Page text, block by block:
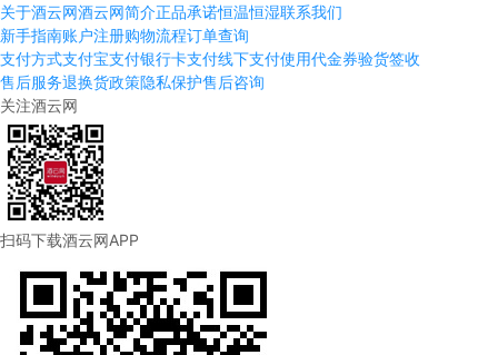
关于酒云网酒云网简介正品承诺恒温恒湿联系我们
新手指南账户注册购物流程订单查询
支付方式支付宝支付银行卡支付线下支付使用代金券验货签收
售后服务退换货政策隐私保护售后咨询
关注酒云网
扫码下载酒云网APP